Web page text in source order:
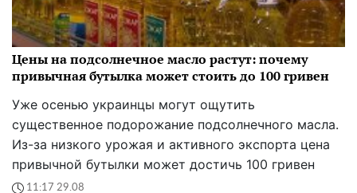
Цены на подсолнечное масло растут: почему
привычная бутылка может стоить до 100 гривен
Уже осенью украинцы могут ощутить
существенное подорожание подсолнечного масла.
Из-за низкого урожая и активного экспорта цена
привычной бутылки может достичь 100 гривен
11:17 29.08